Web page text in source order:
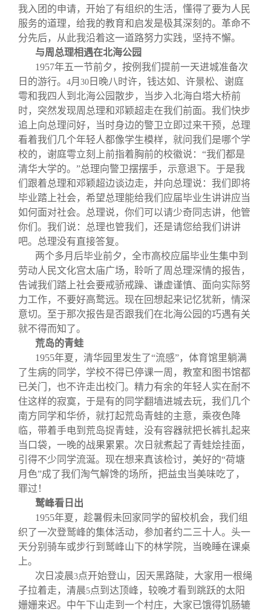
我入团的申请，开始了有组织的生活，懂得了要为人民
服务的道理，给我的教育和启发是极其深刻的。革命不
分先后，从此我沿着这一道路努力实践，坚持不懈。
与周总理相遇在北海公园
1957年五一节前夕，按例我们提前一天进城准备次
日的游行。 4月 30 日晚八时许，钱达如、许景松、谢庭
雩和我四人到北海公园散步，当步入北海白塔大桥前
时，突然发现周总理和邓颖超走在我们前面。我们快步
追上向总理问好，当时身边的警卫立即过来干预，总理
看着我们几个年轻人都像学生模样，就问我们是哪个学
校的，谢庭雩立刻上前指着胸前的校徽说：“我们都是
清华大学的。”总理向警卫摆摆手，示意退下。于是我
们跟着总理和邓颖超边谈边走，并向总理说：我们即将
毕业踏上社会，希望总理能给我们应届毕业生讲讲应当
如何面对社会。总理说，你们可以请少奇同志讲，他管
你们。我们说：总理也管我们，还是请您给我们讲讲
吧。总理没有直接答复。
两个多月后毕业前夕，全市高校应届毕业生集中到
劳动人民文化宫太庙广场，聆听了周总理深情的报告，
告诫我们踏上社会要戒骄戒躁、谦虚谨慎、面向实际努
力工作，不要好高鹜远。现在回想起来记忆犹新，情深
意切。至于那次报告是否跟我们在北海公园的巧遇有关
就不得而知了。
荒岛的青蛙
1955年夏，清华园里发生了“流感”，体育馆里躺满
了生病的同学，学校不得已停课一周，教室和图书馆都
已关门，也不许走出校门。精力有余的年轻人实在耐不
住这样的寂寞，于是有的同学翻墙进城去玩，我们几个
南方同学和华侨，就打起荒岛青蛙的主意，乘夜色降
临，带着手电到荒岛捉青蛙，没有容器就把长裤扎起来
当口袋，一晚的战果累累。次日就煮起了青蛙烩挂面，
引得不少同学流涎。现在想来真该检讨，美好的“荷塘
月色”成了我们淘气解馋的场所，把益虫当美味吃了，
罪过！
鹫峰看日出
1955年夏，趁暑假未回家同学的留校机会，我们组
织了一次登鹫峰的集体活动，参加者约二三十人。头一
天分别骑车或步行到鹫峰山下的林学院，当晚睡在课桌
上。
次日凌晨3点开始登山，因天黑路陡，大家用一根绳
子拉着走，清晨5点到达顶峰，较晚才看到跳跃的太阳
姗姗来迟。中午下山走到一个村庄，大家已饿得饥肠辘